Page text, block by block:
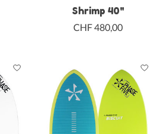
Shrimp 40"
CHF 480,00